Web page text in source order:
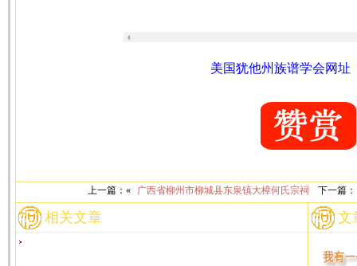
美国犹他州族谱学会网址
上一篇：« 广西省柳州市柳城县东泉镇大樟何氏宗祠 下一篇：
相关文章 文